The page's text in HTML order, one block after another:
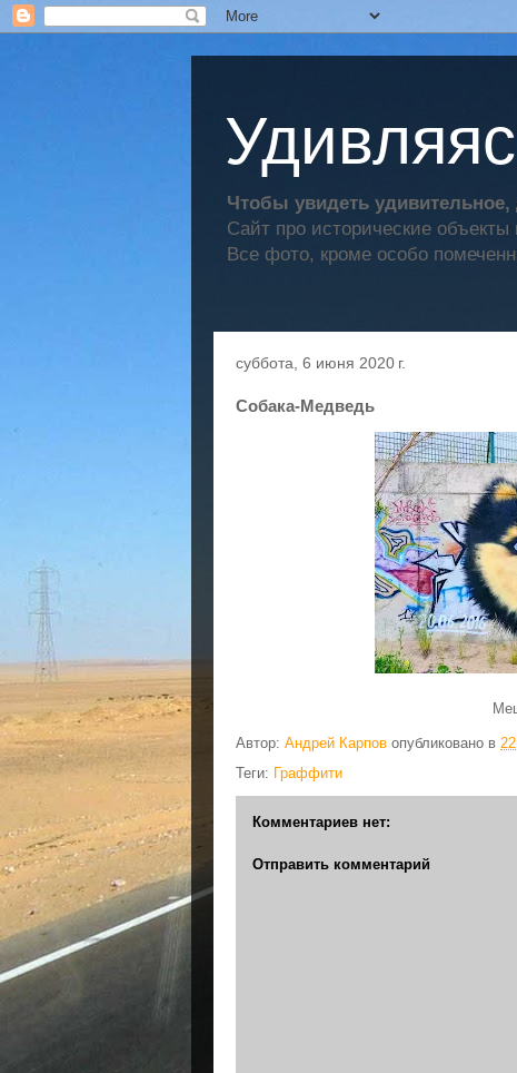
Чтобы увидеть
Сайт про исторические
Все фото, кроме особо
суббота, 6 июня 2020 г.
Собака-Медведь
Автор: Андрей Карпов опубликовано в
Теги: Граффити
Комментариев нет:
Отправить комментарий